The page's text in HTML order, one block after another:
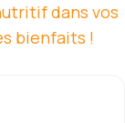
dans vos
bienfaits !